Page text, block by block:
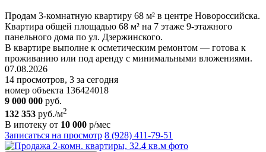
Продам 3-комнатную квартиру 68 м² в центре Новороссийска.
Квартира общей площадью 68 м² на 7 этаже 9-этажного
панельного дома по ул. Дзержинского.
В квартире выполне к осметическим ремонтом — готова к
проживанию или под аренду с минимальными вложениями.
07.08.2026
14 просмотров, 3 за сегодня
номер объекта 136424018
9 000 000 руб.
132 353 руб./м2
В ипотеку от 10 000 р/мес
Записаться на просмотр 8 (928) 411-79-51